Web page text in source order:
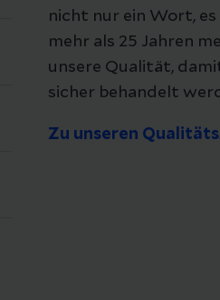
nicht nur ein Wort,
mehr als 25 Jahren
unsere Qualität,
sicher behandelt
Zu unseren